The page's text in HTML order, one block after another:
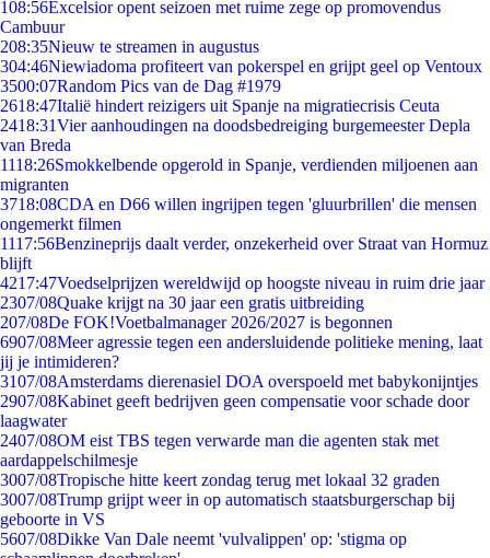
108:56Excelsior opent seizoen met ruime zege op promovendus
Cambuur
208:35Nieuw te streamen in augustus
304:46Niewiadoma profiteert van pokerspel en grijpt geel op Ventoux
3500:07Random Pics van de Dag #1979
2618:47Italië hindert reizigers uit Spanje na migratiecrisis Ceuta
2418:31Vier aanhoudingen na doodsbedreiging burgemeester Depla
van Breda
1118:26Smokkelbende opgerold in Spanje, verdienden miljoenen aan
migranten
3718:08CDA en D66 willen ingrijpen tegen 'gluurbrillen' die mensen
ongemerkt filmen
1117:56Benzineprijs daalt verder, onzekerheid over Straat van Hormuz
blijft
4217:47Voedselprijzen wereldwijd op hoogste niveau in ruim drie jaar
2307/08Quake krijgt na 30 jaar een gratis uitbreiding
207/08De FOK!Voetbalmanager 2026/2027 is begonnen
6907/08Meer agressie tegen een andersluidende politieke mening, laat
jij je intimideren?
3107/08Amsterdams dierenasiel DOA overspoeld met babykonijntjes
2907/08Kabinet geeft bedrijven geen compensatie voor schade door
laagwater
2407/08OM eist TBS tegen verwarde man die agenten stak met
aardappelschilmesje
3007/08Tropische hitte keert zondag terug met lokaal 32 graden
3007/08Trump grijpt weer in op automatisch staatsburgerschap bij
geboorte in VS
5607/08Dikke Van Dale neemt 'vulvalippen' op: 'stigma op